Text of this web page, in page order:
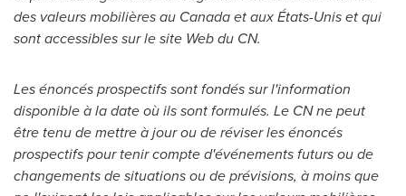
des valeurs mobilières au Canadaet aux États-Unis et qui
sont accessibles sur le site Web du CN.
Les énoncés prospectifs sont fondés sur l'information
disponible à la date où ils sont formulés. Le CN ne peut
être tenu de mettre à jour ou de réviser les énoncés
prospectifs pour tenir compte d'événements futurs ou de
changements de situations ou de prévisions, à moins que